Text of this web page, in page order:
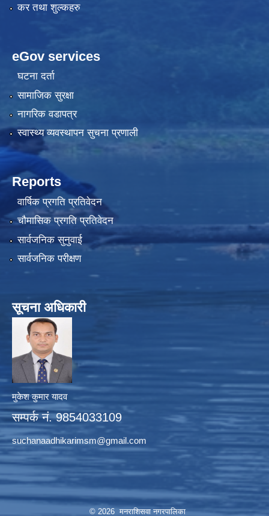
कर तथा शुल्कहरु
eGov services
घटना दर्ता
सामाजिक सुरक्षा
नागरिक वडापत्र
स्वास्थ्य व्यवस्थापन सुचना प्रणाली
Reports
वार्षिक प्रगति प्रतिवेदन
चौमासिक प्रगति प्रतिवेदन
सार्वजनिक सुनुवाई
सार्वजनिक परीक्षण
सूचना अधिकारी
मुकेश कुमार यादव
सम्पर्क नं. 9854033109
suchanaadhikarimsm@gmail.com
© 2026 मनराशिसवा नगरपालिका